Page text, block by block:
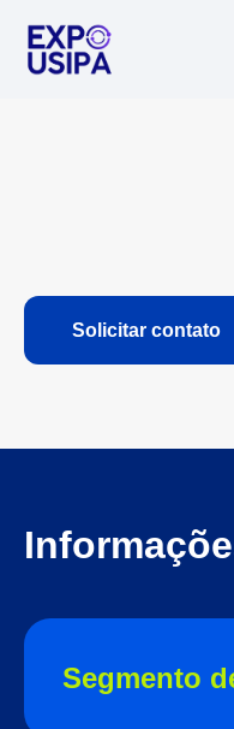
Solicitar contato
Segmento